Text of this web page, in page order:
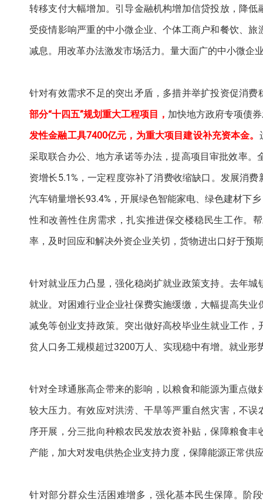
转移支付大幅增加。引导金融机构增加信贷投放，降
受疫情影响严重的中小微企业、个体工商户和餐饮、
减息。用改革办法激发市场活力。量大面广的中小微企
针对有效需求不足的突出矛盾，多措并举扩投资促消
部分“十四五”规划重大工程项目， 加快地方政府专项债
发性金融工具7400亿元，为重大项目建设补充资本金。
采取联合办公、地方承诺等办法，提高项目审批效率。
资增长5.1%，一定程度弥补了消费收缩缺口。发展消
汽车销量增长93.4%，开展绿色智能家电、绿色建材下
性和改善性住房需求，扎实推进保交楼稳民生工作。
率，及时回应和解决外资企业关切，货物进出口好于预
针对就业压力凸显，强化稳岗扩就业政策支持。去年
就业。对困难行业企业社保费实施缓缴，大幅提高失
减免等创业支持政策。突出做好高校毕业生就业工作
贫人口务工规模超过3200万人、实现稳中有增。就业形
针对全球通胀高企带来的影响，以粮食和能源为重点
较大压力。有效应对洪涝、干旱等严重自然灾害，不
序开展，分三批向种粮农民发放农资补贴，保障粮食
产能，加大对发电供热企业支持力度，保障能源正常供
针对部分群众生活困难增多，强化基本民生保障。阶